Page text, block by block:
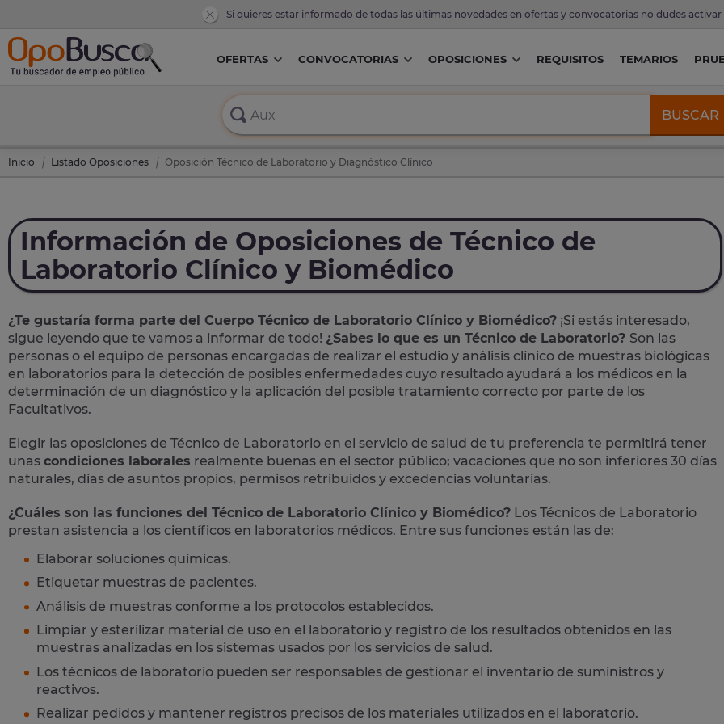
Si quieres estar informado de todas las últimas novedades en ofertas y convocatorias no dudes activar
OFERTAS CONVOCATORIAS OPOSICIONES REQUISITOS TEMARIOS
BUSCAR
Inicio Listado Oposiciones Oposición Técnico de Laboratorio y Diagnóstico Clínico
Información de Oposiciones de Técnico de
Laboratorio Clínico y Biomédico
¿Te gustaría forma parte del Cuerpo Técnico de Laboratorio Clínico y Biomédico? ¡Si estás interesado,
sigue leyendo que te vamos a informar de todo! ¿Sabes lo que es un Técnico de Laboratorio? Son las
personas o el equipo de personas encargadas de realizar el estudio y análisis clínico de muestras biológicas
en laboratorios para la detección de posibles enfermedades cuyo resultado ayudará a los médicos en la
determinación de un diagnóstico y la aplicación del posible tratamiento correcto por parte de los
Facultativos.
Elegir las oposiciones de Técnico de Laboratorio en el servicio de salud de tu preferencia te permitirá tener
unas condiciones laborales realmente buenas en el sector público; vacaciones que no son inferiores 30 días
naturales, días de asuntos propios, permisos retribuidos y excedencias voluntarias.
¿Cuáles son las funciones del Técnico de Laboratorio Clínico y Biomédico? Los Técnicos de Laboratorio
prestan asistencia a los científicos en laboratorios médicos. Entre sus funciones están las de:
Elaborar soluciones químicas.
Etiquetar muestras de pacientes.
Análisis de muestras conforme a los protocolos establecidos.
Limpiar y esterilizar material de uso en el laboratorio y registro de los resultados obtenidos en las
muestras analizadas en los sistemas usados por los servicios de salud.
Los técnicos de laboratorio pueden ser responsables de gestionar el inventario de suministros y
reactivos.
Realizar pedidos y mantener registros precisos de los materiales utilizados en el laboratorio.